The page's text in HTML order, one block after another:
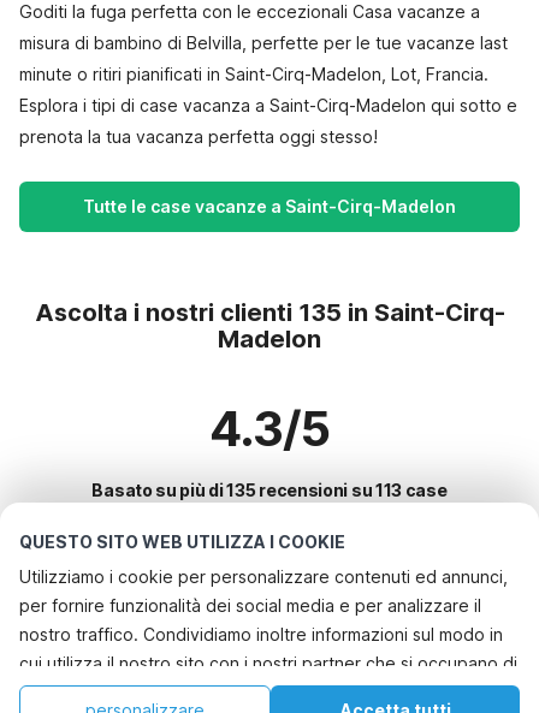
QUESTO SITO WEB UTILIZZA I COOKIE
Utilizziamo i cookie per personalizzare contenuti ed annunci,
per fornire funzionalità dei social media e per analizzare il
nostro traffico. Condividiamo inoltre informazioni sul modo in
cui utilizza il nostro sito con i nostri partner che si occupano di
analisi dei dati web, pubblicità e social media, i quali
Goditi la fuga perfetta con le eccezionali Casa vacanze a
misura di bambino di Belvilla, perfette per le tue vacanze last
minute o ritiri pianificati in Saint-Cirq-Madelon, Lot, Francia.
Esplora i tipi di case vacanza a Saint-Cirq-Madelon qui sotto e
prenota la tua vacanza perfetta oggi stesso!
Tutte le case vacanze a Saint-Cirq-Madelon
Ascolta i nostri clienti 135 in Saint-Cirq-
Madelon
4.3/5
Basato su più di 135 recensioni su 113 case
Le destinazioni più popolari per le
vacanze
Città con i migliori servizi per le vacanze
Casa vacanze a misura di bambino bayeux